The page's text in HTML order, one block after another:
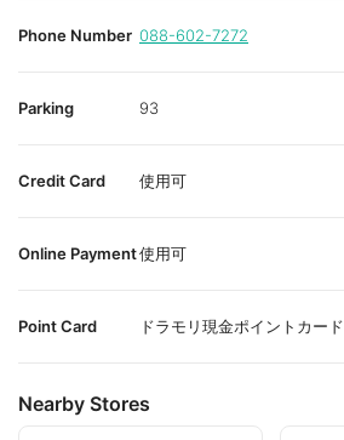
Phone Number 088-602-7272
Parking 93
Credit Card 使用可
Online Payment使用可
Point Card ドラモリ現金ポイントカード
Nearby Stores